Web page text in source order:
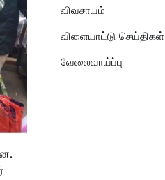
விவசாயம்
விளையாட்டு செய்திகள்
வேலைவாய்ப்பு